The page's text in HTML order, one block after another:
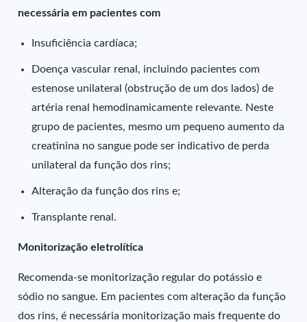
necessária em pacientes com
Insuficiência cardíaca;
Doença vascular renal, incluindo pacientes com
estenose unilateral (obstrução de um dos lados) de
artéria renal hemodinamicamente relevante. Neste
grupo de pacientes, mesmo um pequeno aumento da
creatinina no sangue pode ser indicativo de perda
unilateral da função dos rins;
Alteração da função dos rins e;
Transplante renal.
Monitorização eletrolítica
Recomenda-se monitorização regular do potássio e
sódio no sangue. Em pacientes com alteração da função
dos rins, é necessária monitorização mais frequente do